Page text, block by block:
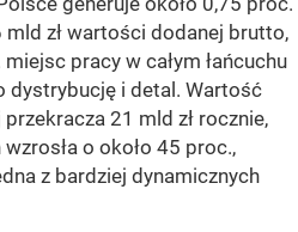
zł wartości dodanej brutto,
pracy w całym łańcuchu
i detal. Wartość
21 mld zł rocznie,
o około 45 proc.,
z bardziej dynamicznych